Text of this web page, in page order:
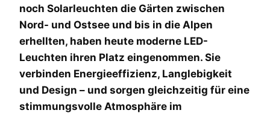
noch Solarleuchten die Gärten zwischen
Nord- und Ostsee und bis in die Alpen
erhellten, haben heute moderne LED-
Leuchten ihren Platz eingenommen. Sie
verbinden Energieeffizienz, Langlebigkeit
und Design – und sorgen gleichzeitig für eine
stimmungsvolle Atmosphäre im